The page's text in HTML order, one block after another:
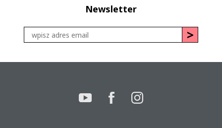
Newsletter